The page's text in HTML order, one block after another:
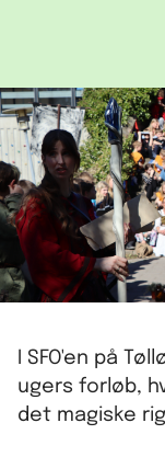
I SFO'en på
ugers forløb,
det magiske